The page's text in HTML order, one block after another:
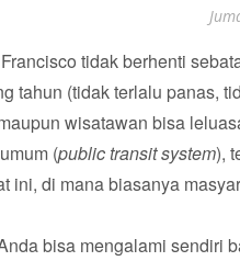
tidak berhenti
tahun (tidak terlalu panas,
wisatawan bisa
(public transit system),
ini, di mana biasanya
bisa mengalami sendiri